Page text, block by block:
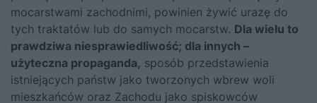
mocarstwami zachodnimi, powi­nien żywić urazę do
tych traktatów lub do samych mocarstw. Dla wielu to
prawdziwa niesprawiedliwość; dla innych –
użyteczna propaganda, sposób przedstawienia
istniejących państw jako tworzonych wbrew woli
mieszkańców oraz Zachodu jako spiskowców